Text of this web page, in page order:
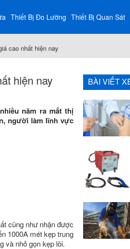
Thiết Bị Đo Lường Thiết Bị Quan Sát
cao nhất hiện nay
hiện nay
năm ra mắt thị
người làm lĩnh vực
cũng như nhận được
1000A mét kẹp trung
và nhỏ gọn kẹp lõi.
BÀI VIẾT